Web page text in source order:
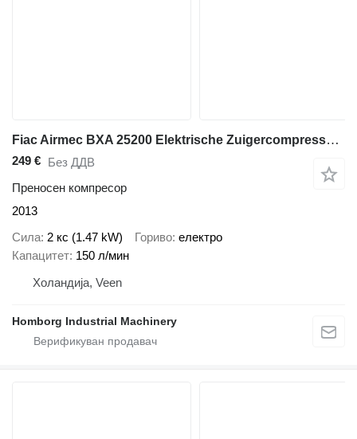
Fiac Airmec BXA 25200 Elektrische Zuigercompressor 2 PK 150 L / min 8
249 € Без ДДВ
Преносен компресор
2013
Сила 2 кс (1.47 kW) Гориво електро
Капацитет 150 л/мин
Холандија, Veen
Homborg Industrial Machinery